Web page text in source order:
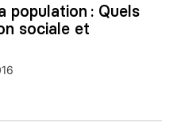
population : Quels
sociale et